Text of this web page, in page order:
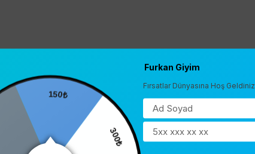
150₺
300₺
Furkan Giyim
Fırsatlar Dünyasına Hoş Geldiniz